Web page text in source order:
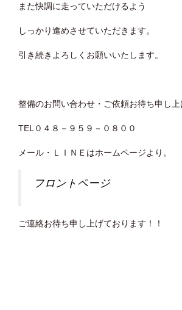
また快調に走っていただけるよう
しっかり進めさせていただきます。
引き続きよろしくお願いいたします。
整備のお問い合わせ・ご依頼お待ち申し上
TEL０４８－９５９－０８００
メール・ＬＩＮＥはホームページより。
フロントページ
ご連絡お待ち申し上げております！！